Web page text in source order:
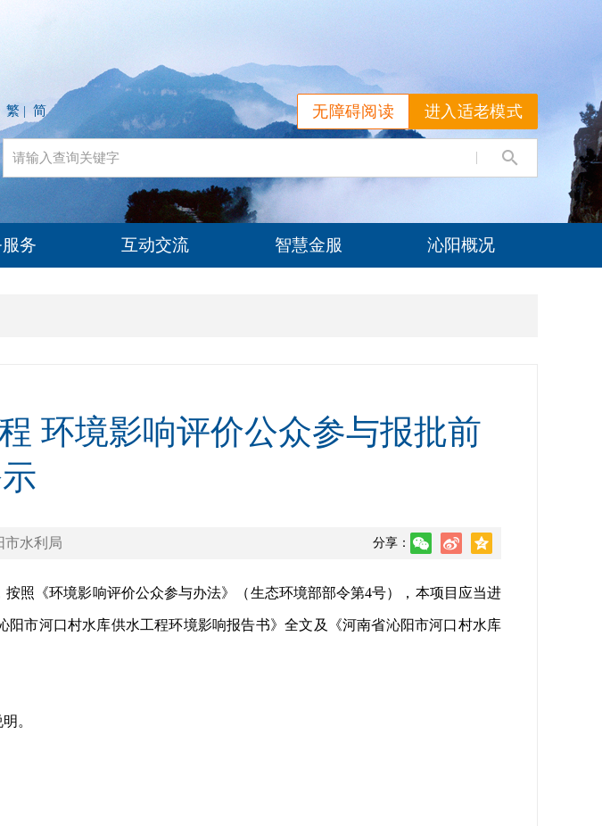
进入适老模式
无障碍阅读
繁 | 简
务 互动交流 智慧金服 沁阳概况
环境影响评价公众参与报批前
市水利局 分享：
《环境影响评价公众参与办法》（生态环境部部令第4号），本项目应当进
市河口村水库供水工程环境影响报告书》全文及《河南省沁阳市河口村水库
。